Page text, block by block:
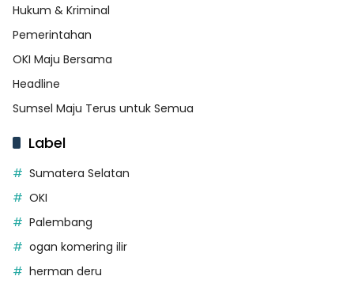
Hukum & Kriminal
Pemerintahan
OKI Maju Bersama
Headline
Sumsel Maju Terus untuk Semua
Label
Sumatera Selatan
OKI
Palembang
ogan komering ilir
herman deru